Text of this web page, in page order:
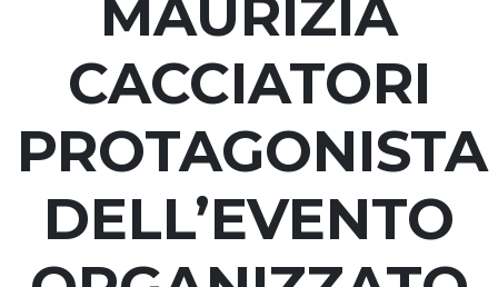
MAURIZIA
CACCIATORI
PROTAGONISTA
DELL’EVENTO